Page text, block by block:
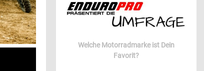
Welche Motorradmarke ist Dein
Favorit?